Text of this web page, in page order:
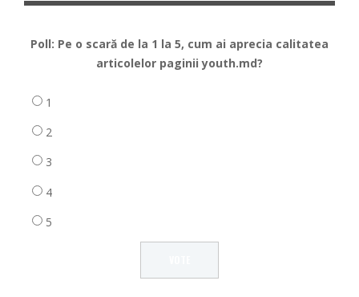
Poll: Pe o scară de la 1 la 5, cum ai aprecia calitatea
articolelor paginii youth.md?
1
2
3
4
5